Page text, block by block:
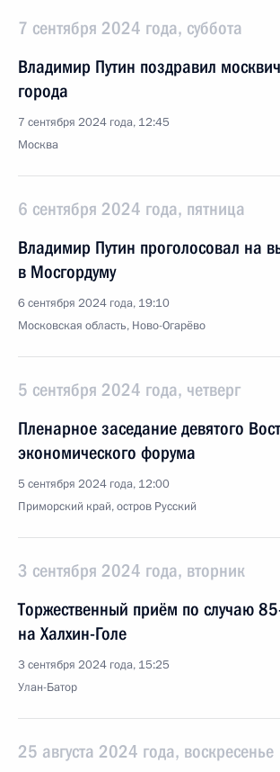
7 сентября 2024 года, суббота
Владимир Путин поздравил
города
7 сентября 2024 года, 12:45
Москва
6 сентября 2024 года, пятница
Владимир Путин проголосовал на
в Мосгордуму
6 сентября 2024 года, 19:10
Московская область, Ново-Огарёво
5 сентября 2024 года, четверг
Пленарное заседание девятого
экономического форума
5 сентября 2024 года, 12:00
Приморский край, остров Русский
3 сентября 2024 года, вторник
Торжественный приём по случаю
на Халхин-Голе
3 сентября 2024 года, 15:25
Улан-Батор
25 августа 2024 года, воскресенье